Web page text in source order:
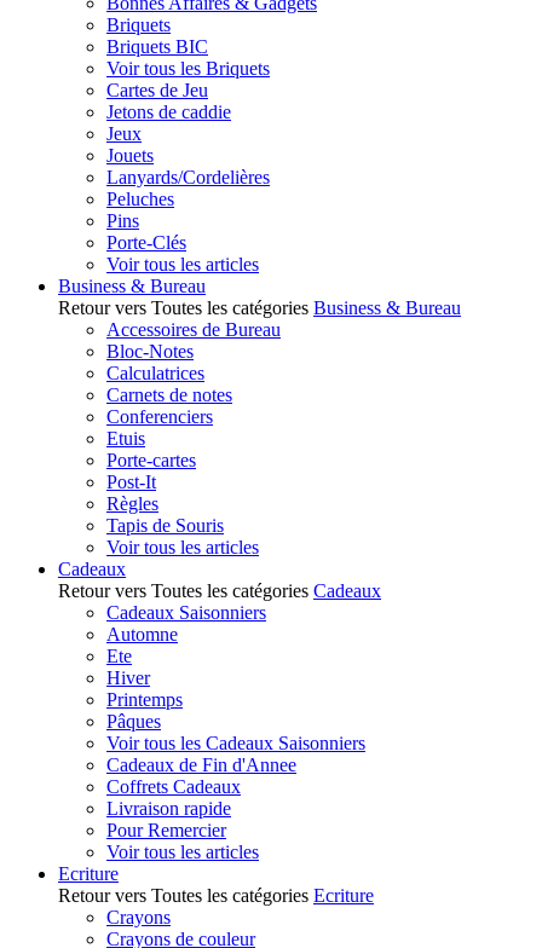
Briquets
Briquets BIC
Voir tous les Briquets
Cartes de Jeu
Jetons de caddie
Jeux
Jouets
Lanyards/Cordelières
Peluches
Pins
Porte-Clés
Voir tous les articles
Business & Bureau
Retour vers Toutes les catégories Business & Bureau
Accessoires de Bureau
Bloc-Notes
Calculatrices
Carnets de notes
Conferenciers
Etuis
Porte-cartes
Post-It
Règles
Tapis de Souris
Voir tous les articles
Cadeaux
Retour vers Toutes les catégories Cadeaux
Cadeaux Saisonniers
Automne
Ete
Hiver
Printemps
Pâques
Voir tous les Cadeaux Saisonniers
Cadeaux de Fin d'Annee
Coffrets Cadeaux
Livraison rapide
Pour Remercier
Voir tous les articles
Ecriture
Retour vers Toutes les catégories Ecriture
Crayons
Crayons de couleur